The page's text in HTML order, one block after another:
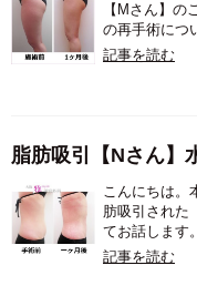
【Mさん】
の再手術につ
記事を読む
脂肪吸引【Nさん】
こんにちは。
肪吸引された
てお話します
記事を読む